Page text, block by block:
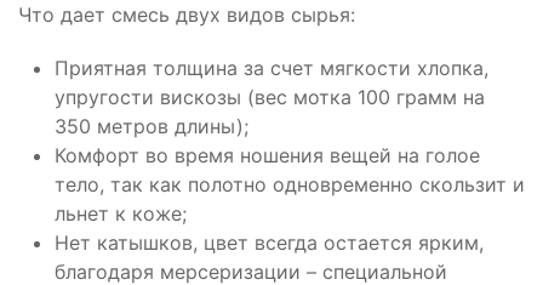
Что дает смесь двух видов сырья:
Приятная толщина за счет мягкости хлопка,
упругости вискозы (вес мотка 100 грамм на
350 метров длины);
Комфорт во время ношения вещей на голое
тело, так как полотно одновременно скользит и
льнет к коже;
Нет катышков, цвет всегда остается ярким,
благодаря мерсеризации – специальной